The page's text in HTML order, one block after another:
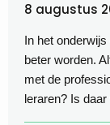
8 augustus
In het
beter worden.
met de
leraren? Is